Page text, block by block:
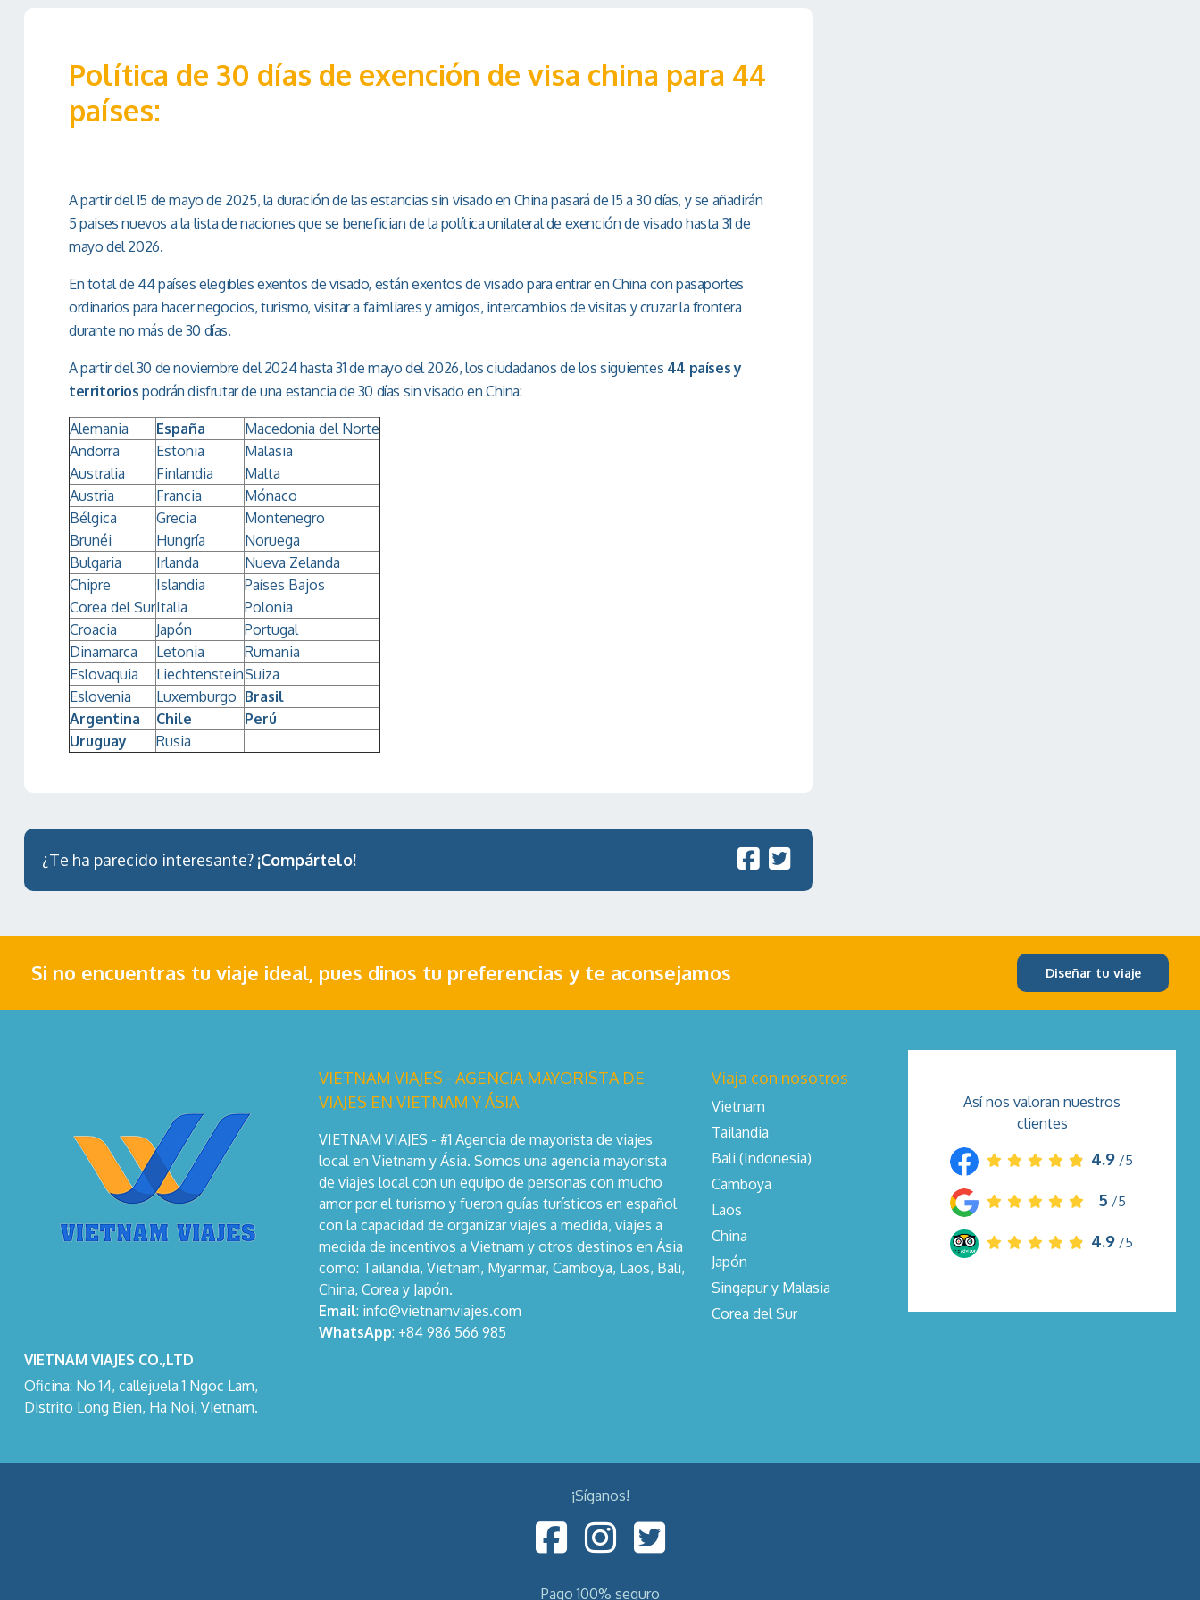
Política de 30 días de exención de visa china para 44
países:
A partir del 15 de mayo de 2025, la duración de las estancias sin visado en China pasará de 15 a 30 días, y se añadirán
5 paises nuevos a la lista de naciones que se benefician de la política unilateral de exención de visado hasta 31 de
mayo del 2026.
En total de 44 países elegibles exentos de visado, están exentos de visado para entrar en China con pasaportes
ordinarios para hacer negocios, turismo, visitar a faimliares y amigos, intercambios de visitas y cruzar la frontera
durante no más de 30 días.
A partir del 30 de noviembre del 2024 hasta 31 de mayo del 2026, los ciudadanos de los siguientes 44 países y
territorios podrán disfrutar de una estancia de 30 días sin visado en China:​​​​​
Alemania España
Macedonia del Norte
Andorra
Estonia
Malasia
Australia
Finlandia
Malta
Austria
Francia
Mónaco
Bélgica
Grecia
Montenegro
Brunéi
Hungría
Noruega
Bulgaria
Irlanda
Nueva Zelanda
Chipre
Islandia
Países Bajos
Corea del SurItalia
Polonia
Croacia
Japón
Portugal
Dinamarca
Letonia
Rumania
Eslovaquia
LiechtensteinSuiza
Eslovenia
Luxemburgo Brasil
Argentina
Chile
Perú
Uruguay
Rusia
¿Te ha parecido interesante? ¡Compártelo!
Si no encuentras tu viaje ideal, pues dinos tu preferencias y te aconsejamos Diseñar tu viaje
VIETNAM VIAJES CO.,LTD
Oficina: No 14, callejuela 1 Ngoc Lam,
Distrito Long Bien, Ha Noi, Vietnam.
VIETNAM VIAJES - AGENCIA MAYORISTA DE
VIAJES EN VIETNAM Y ÁSIA
VIETNAM VIAJES - #1 Agencia de mayorista de viajes
local en Vietnam y Ásia. Somos una agencia mayorista
de viajes local con un equipo de personas con mucho
amor por el turismo y fueron guías turísticos en español
con la capacidad de organizar viajes a medida, viajes a
medida de incentivos a Vietnam y otros destinos en Ásia
como: Tailandia, Vietnam, Myanmar, Camboya, Laos, Bali,
China, Corea y Japón.
Email: info@vietnamviajes.com
WhatsApp: +84 986 566 985
Viaja con nosotros
Vietnam
Tailandia
Bali (Indonesia)
Camboya
Laos
China
Japón
Singapur y Malasia
Corea del Sur
Así nos valoran nuestros
clientes
4.9 /5
5 /5
4.9 /5
¡Síganos!
Pago 100% seguro